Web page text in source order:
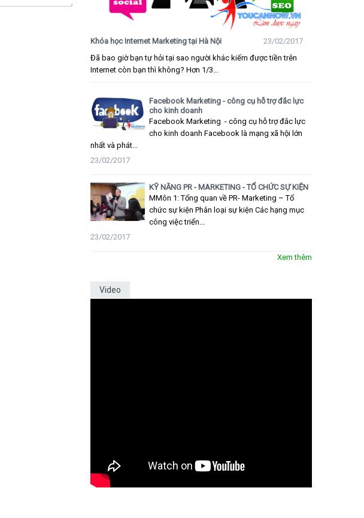
Khóa học Internet Marketing tại Hà Nội
23/02/2017
Đã bao giờ bạn tự hỏi tại sao người khác kiếm được tiền trên
Internet còn bạn thì không? Hơn 1/3...
Facebook Marketing - công cụ hỗ trợ đắc lực
cho kinh doanh
Facebook Marketing - công cụ hỗ trợ đắc lực
cho kinh doanh Facebook là mạng xã hội lớn
nhất và phát...
23/02/2017
KỸ NĂNG PR - MARKETING - TỔ CHỨC SỰ KIỆN
MMôn 1: Tổng quan về PR- Marketing – Tổ
chức sự kiện Phân loại sự kiện Các hạng mục
công việc triển...
23/02/2017
Xem thêm
Video